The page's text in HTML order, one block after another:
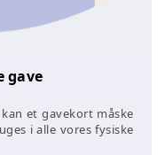
gave
et gavekort måske
i alle vores fysiske